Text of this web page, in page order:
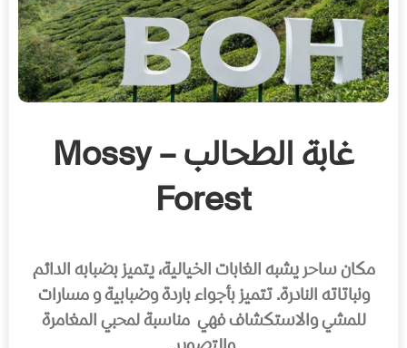
غابة الطحالب – Mossy
Forest
مكان ساحر يشبه الغابات الخيالية، يتميز بضبابه الدائم
ونباتاته النادرة. تتميز بأجواء باردة وضبابية و مسارات
للمشي والاستكشاف فهي مناسبة لمحبي المغامرة